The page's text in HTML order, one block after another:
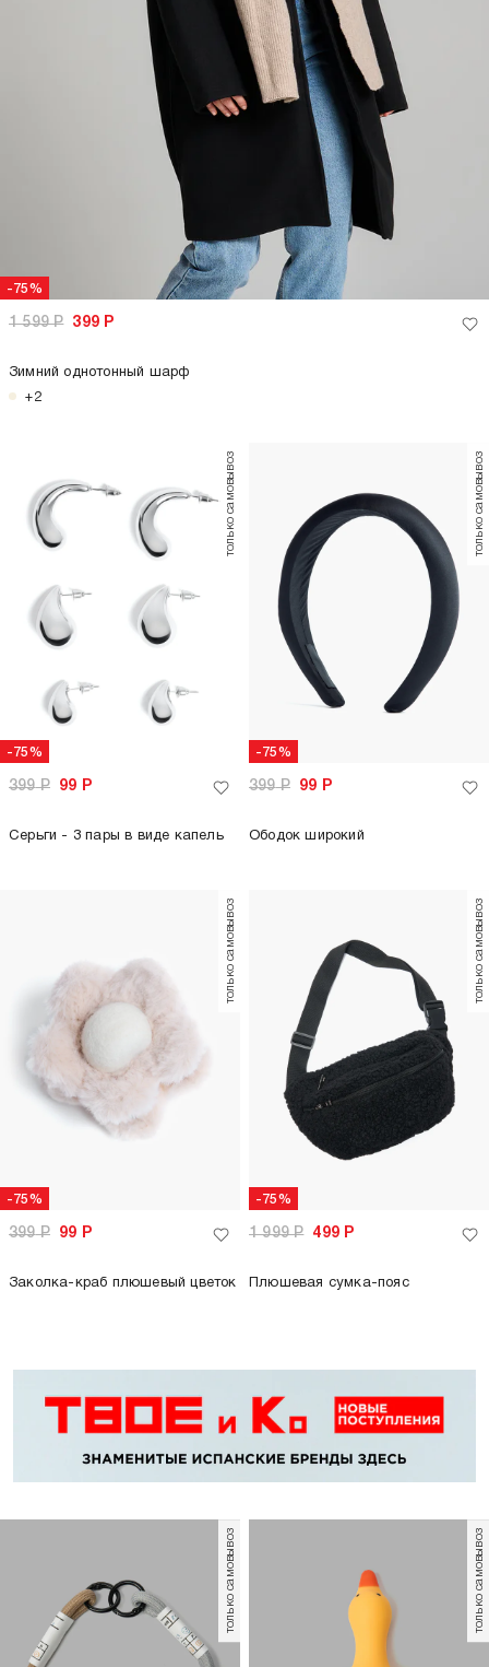
-75%
1 599Р 399 Р
Зимний однотонный шарф
+2
-75%
только самовывоз
399Р 99 Р
Серьги - 3 пары в виде капель
-75%
только самовывоз
399Р 99 Р
Ободок широкий
-75%
только самовывоз
399Р 99 Р
Заколка-краб плюшевый цветок
-75%
только самовывоз
1 999Р 499 Р
Плюшевая сумка-пояс
только самовывоз только самовывоз